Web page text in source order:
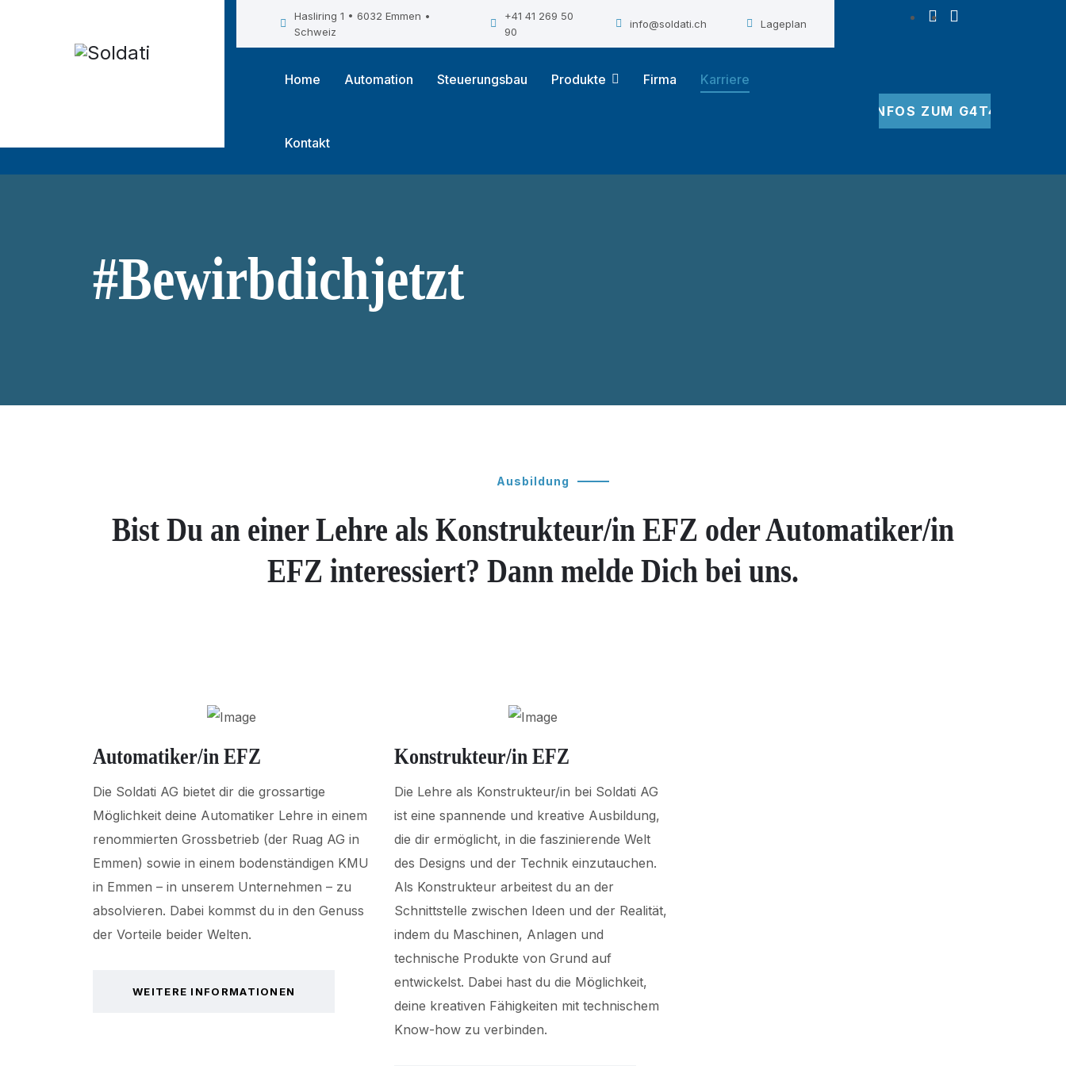
Hasliring 1 • 6032 Emmen •
Schweiz
+41 41 269 50
90
info@soldati.ch Lageplan
Home Automation Steuerungsbau Produkte Firma Karriere
Kontakt
INFOS ZUM G4T4
#Bewirbdichjetzt
Ausbildung
Bist Du an einer Lehre als Konstrukteur/in EFZ oder Automatiker/in
EFZ interessiert? Dann melde Dich bei uns.
Automatiker/in EFZ
Die Soldati AG bietet dir die grossartige
Möglichkeit deine Automatiker Lehre in einem
renommierten Grossbetrieb (der Ruag AG in
Emmen) sowie in einem bodenständigen KMU
in Emmen – in unserem Unternehmen – zu
absolvieren. Dabei kommst du in den Genuss
der Vorteile beider Welten.
WEITERE INFORMATIONEN
Konstrukteur/in EFZ
Die Lehre als Konstrukteur/in bei Soldati AG
ist eine spannende und kreative Ausbildung,
die dir ermöglicht, in die faszinierende Welt
des Designs und der Technik einzutauchen.
Als Konstrukteur arbeitest du an der
Schnittstelle zwischen Ideen und der Realität,
indem du Maschinen, Anlagen und
technische Produkte von Grund auf
entwickelst. Dabei hast du die Möglichkeit,
deine kreativen Fähigkeiten mit technischem
Know-how zu verbinden.